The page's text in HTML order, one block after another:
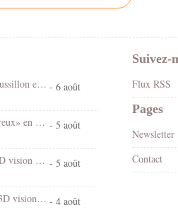
Fête foraine Canet-en-Roussillon en stéréo 3D vision croisée - 6 août
Spectacle «Les jours heureux» en 3D stéréo vision croisée - 5 août
Chantal Goya en stéréo 3D vision croisée - 5 août
Village d'EUS en stéréo 3D vision croisée - 4 août
Suivez-
Flux RSS
Pages
Newsletter
Contact